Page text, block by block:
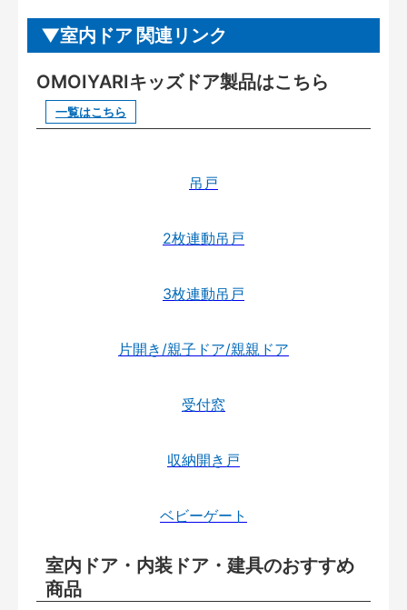
室内ドア 関連リンク
OMOIYARIキッズドア製品はこちら
一覧はこちら
吊戸
2枚連動吊戸
3枚連動吊戸
片開き/親子ドア/親親ドア
受付窓
収納開き戸
ベビーゲート
室内ドア・内装ドア・建具のおすすめ
商品